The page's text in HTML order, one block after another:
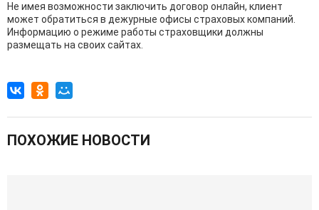
Не имея возможности заключить договор онлайн, клиент
может обратиться в дежурные офисы страховых компаний.
Информацию о режиме работы страховщики должны
размещать на своих сайтах.
ПОХОЖИЕ НОВОСТИ